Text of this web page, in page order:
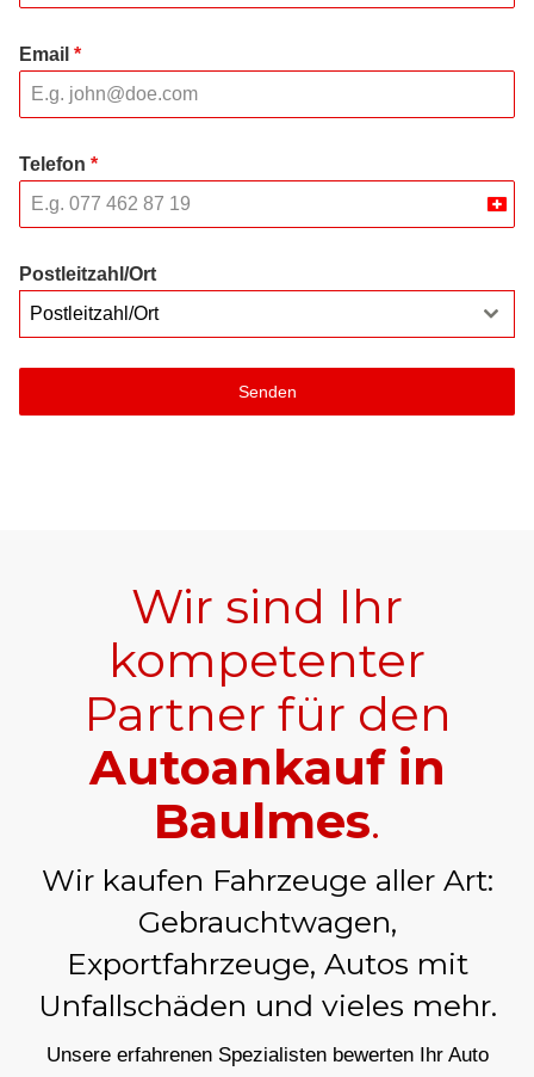
Email *
Telefon *
Postleitzahl/Ort
Postleitzahl/Ort
Senden
Wir sind Ihr
kompetenter
Partner für den
Autoankauf in
Baulmes.
Wir kaufen Fahrzeuge aller Art:
Gebrauchtwagen,
Exportfahrzeuge, Autos mit
Unfallschäden und vieles mehr.
Unsere erfahrenen Spezialisten bewerten Ihr Auto